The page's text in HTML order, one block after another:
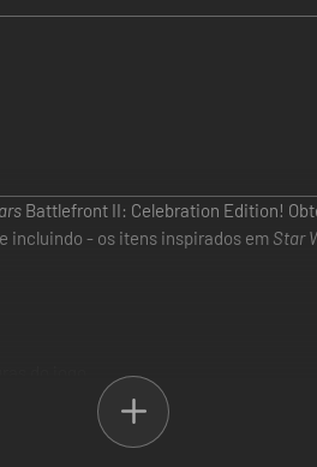
Battlefront II: Celebration Edition!
incluindo - os itens inspirados em Star
para Rey, Finn e Kylo Ren,